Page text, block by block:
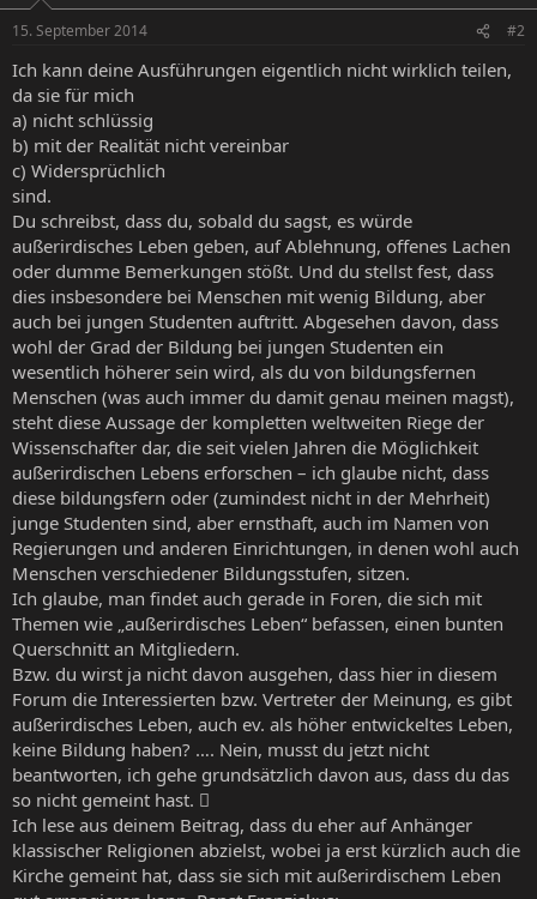
15. September 2014 #2
Ich kann deine Ausführungen eigentlich nicht wirklich teilen,
da sie für mich
a) nicht schlüssig
b) mit der Realität nicht vereinbar
c) Widersprüchlich
sind.
Du schreibst, dass du, sobald du sagst, es würde
außerirdisches Leben geben, auf Ablehnung, offenes Lachen
oder dumme Bemerkungen stößt. Und du stellst fest, dass
dies insbesondere bei Menschen mit wenig Bildung, aber
auch bei jungen Studenten auftritt. Abgesehen davon, dass
wohl der Grad der Bildung bei jungen Studenten ein
wesentlich höherer sein wird, als du von bildungsfernen
Menschen (was auch immer du damit genau meinen magst),
steht diese Aussage der kompletten weltweiten Riege der
Wissenschafter dar, die seit vielen Jahren die Möglichkeit
außerirdischen Lebens erforschen – ich glaube nicht, dass
diese bildungsfern oder (zumindest nicht in der Mehrheit)
junge Studenten sind, aber ernsthaft, auch im Namen von
Regierungen und anderen Einrichtungen, in denen wohl auch
Menschen verschiedener Bildungsstufen, sitzen.
Ich glaube, man findet auch gerade in Foren, die sich mit
Themen wie „außerirdisches Leben“ befassen, einen bunten
Querschnitt an Mitgliedern.
Bzw. du wirst ja nicht davon ausgehen, dass hier in diesem
Forum die Interessierten bzw. Vertreter der Meinung, es gibt
außerirdisches Leben, auch ev. als höher entwickeltes Leben,
keine Bildung haben? …. Nein, musst du jetzt nicht
beantworten, ich gehe grundsätzlich davon aus, dass du das
so nicht gemeint hast. 
Ich lese aus deinem Beitrag, dass du eher auf Anhänger
klassischer Religionen abzielst, wobei ja erst kürzlich auch die
Kirche gemeint hat, dass sie sich mit außerirdischem Leben